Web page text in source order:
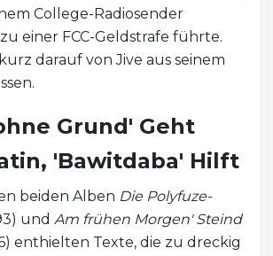
College-Radiosender
einer FCC-Geldstrafe führte.
darauf von Jive aus seinem
Grund' Geht
'Bawitdaba' Hilft
beiden Alben Die Polyfuze-
und Am frühen Morgen' Steind
enthielten Texte, die zu dreckig